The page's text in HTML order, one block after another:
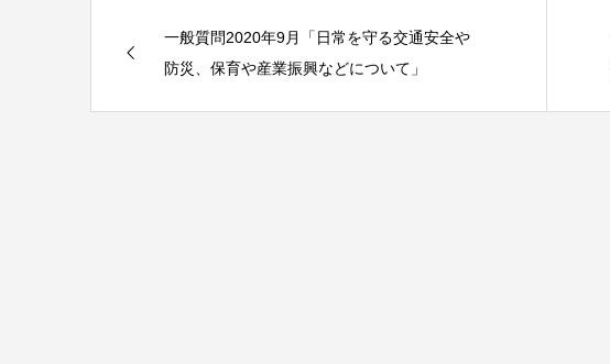
一般質問2020年9月「日常を守る交通安全や
防災、保育や産業振興などについて」